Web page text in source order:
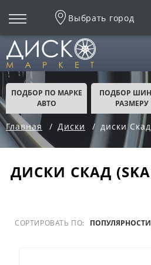
Выбрать город
ПОДБОР ПО МАРКЕ
АВТО
ПОДБОР
РАЗМЕРУ
Главная Диски диски
ДИСКИ СКАД
СОРТИРОВАТЬ ПО: ПОПУЛЯРНОСТИ